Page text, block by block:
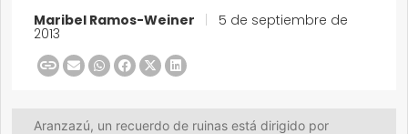
Maribel Ramos-Weiner 5 de septiembre de
2013
Aranzazú, un recuerdo de ruinas está dirigido por